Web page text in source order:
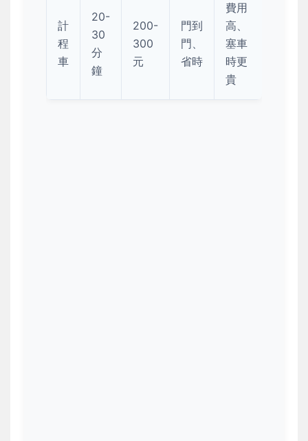
計
程
車
20-
30
分
鐘
200-
300
元
門到
門、
省時
費用
高、
塞車
時更
貴